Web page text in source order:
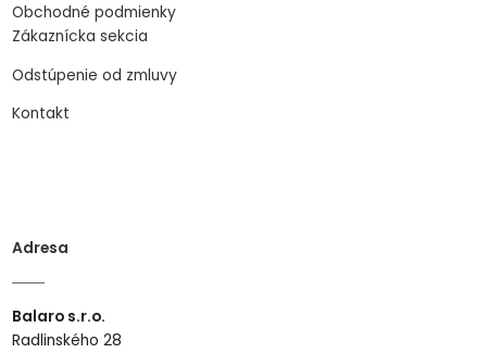
Obchodné podmienky
Zákaznícka sekcia
Odstúpenie od zmluvy
Kontakt
Adresa
Balaro s.r.o.
Radlinského 28